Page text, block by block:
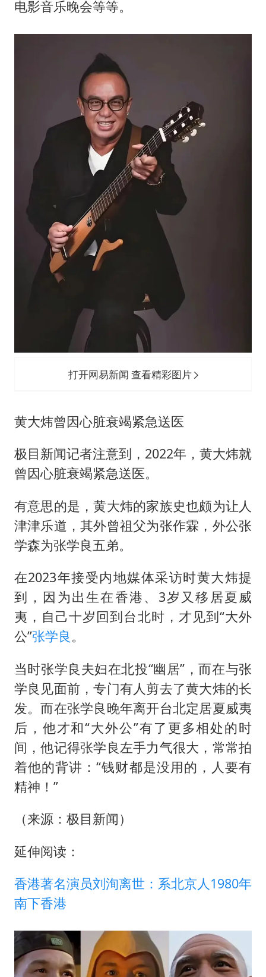
电影音乐晚会等等。
打开网易新闻 查看精彩图片
黄大炜曾因心脏衰竭紧急送医
极目新闻记者注意到，2022年，黄大炜就
曾因心脏衰竭紧急送医。
有意思的是，黄大炜的家族史也颇为让人
津津乐道，其外曾祖父为张作霖，外公张
学森为张学良五弟。
在2023年接受内地媒体采访时黄大炜提
到，因为出生在香港、3岁又移居夏威
夷，自己十岁回到台北时，才见到“大外
公”张学良。
当时张学良夫妇在北投“幽居”，而在与张
学良见面前，专门有人剪去了黄大炜的长
发。而在张学良晚年离开台北定居夏威夷
后，他才和“大外公”有了更多相处的时
间，他记得张学良左手力气很大，常常拍
着他的背讲：“钱财都是没用的，人要有
精神！”
（来源：极目新闻）
延伸阅读：
香港著名演员刘洵离世：系北京人1980年
南下香港